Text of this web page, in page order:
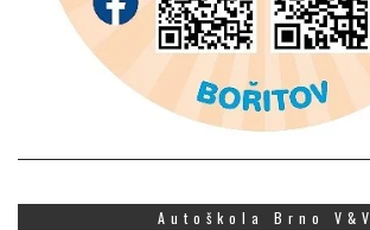
Autoškola Brno V&V